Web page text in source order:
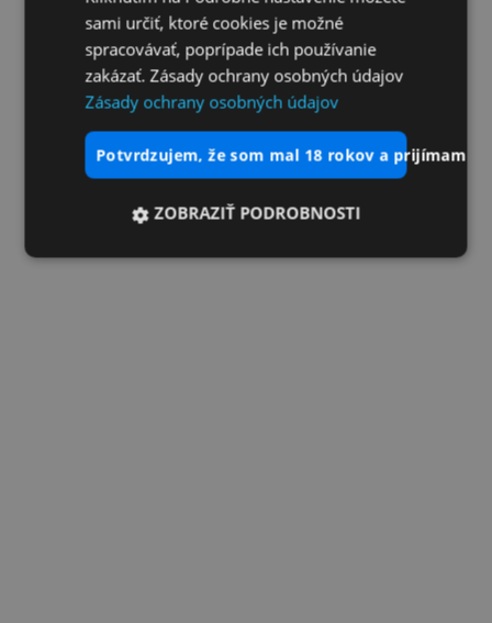
sami určiť, ktoré cookies je možné
spracovávať, poprípade ich používanie
zakázať. Zásady ochrany osobných údajov
Zásady ochrany osobných údajov
potvrdzujem, že som mal 18 rokov a prijímam
ZOBRAZIŤ PODROBNOSTI